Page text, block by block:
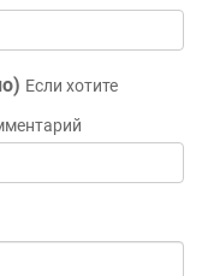
Если хотите